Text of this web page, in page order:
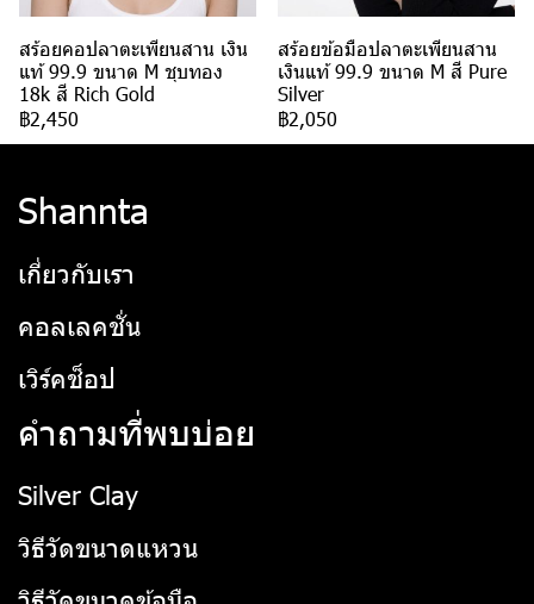
สร้อยคอปลาตะเพียนสาน เงิน
แท้ 99.9 ขนาด M ชุบทอง
18k สี Rich Gold
฿2,450
สร้อยข้อมือปลาตะเพียนสาน
เงินแท้ 99.9 ขนาด M สี Pure
Silver
฿2,050
Shannta
เกี่ยวกับเรา
คอลเลคชั่น
เวิร์คช็อป
คำถามที่พบบ่อย
Silver Clay
วิธีวัดขนาดแหวน